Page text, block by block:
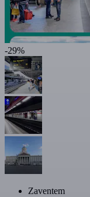
-29%
Zaventem